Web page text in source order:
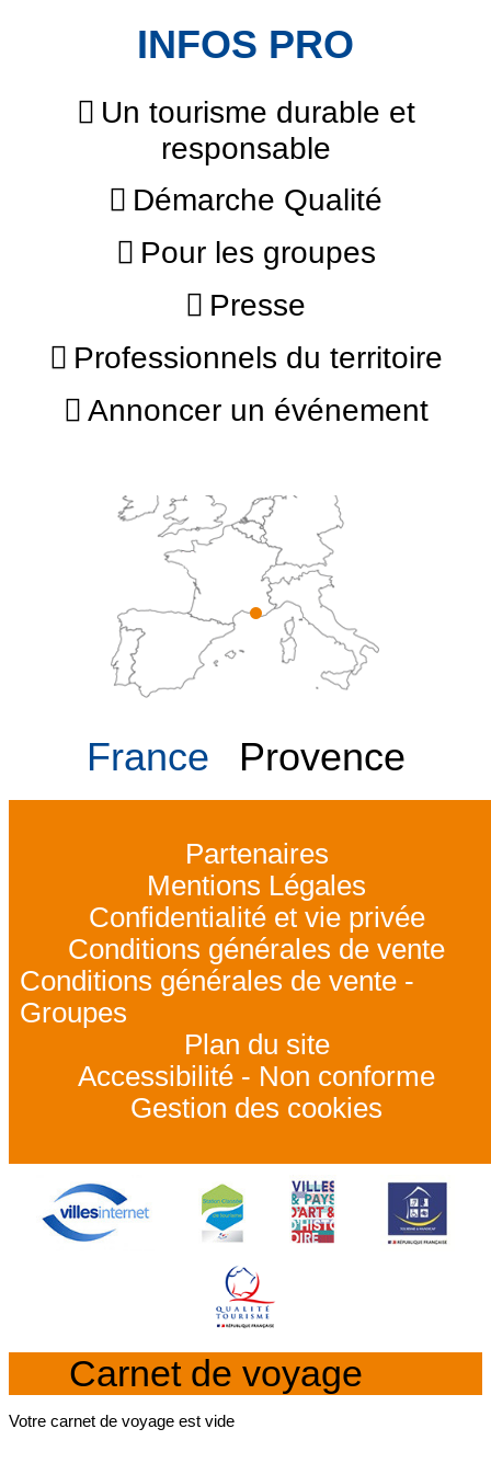
INFOS PRO
Un tourisme durable et
responsable
Démarche Qualité
Pour les groupes
Presse
Professionnels du territoire
Annoncer un événement
France Provence
Partenaires
Mentions Légales
Confidentialité et vie privée
Conditions générales de vente
Conditions générales de vente -
Groupes
Plan du site
Accessibilité - Non conforme
Gestion des cookies
Carnet de voyage
Votre carnet de voyage est vide